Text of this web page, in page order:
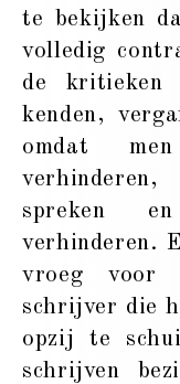
te bekijken
volledig
de kritieken
kenden,
omdat
spreken
verhinderen.
vroeg voor
schrijver die
opzij te
schrijven